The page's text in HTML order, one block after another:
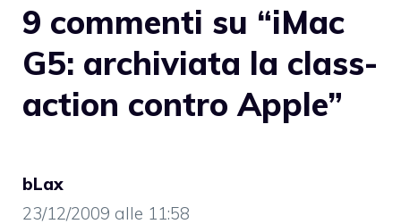
9 commenti su “iMac
G5: archiviata la class-
action contro Apple”
bLax
23/12/2009 alle 11:58